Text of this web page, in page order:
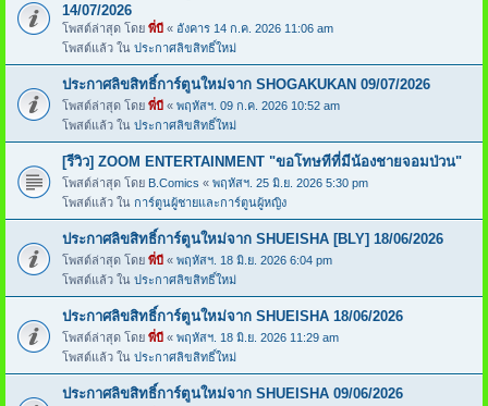
14/07/2026
โพสต์ล่าสุด โดย พี่บี « อังคาร 14 ก.ค. 2026 11:06 am
โพสต์แล้ว ใน ประกาศลิขสิทธิ์ใหม่
ประกาศลิขสิทธิ์การ์ตูนใหม่จาก SHOGAKUKAN 09/07/2026
โพสต์ล่าสุด โดย พี่บี « พฤหัสฯ. 09 ก.ค. 2026 10:52 am
โพสต์แล้ว ใน ประกาศลิขสิทธิ์ใหม่
[รีวิว] ZOOM ENTERTAINMENT "ขอโทษทีที่มีน้องชายจอมป่วน"
โพสต์ล่าสุด โดย B.Comics « พฤหัสฯ. 25 มิ.ย. 2026 5:30 pm
โพสต์แล้ว ใน การ์ตูนผู้ชายและการ์ตูนผู้หญิง
ประกาศลิขสิทธิ์การ์ตูนใหม่จาก SHUEISHA [BLY] 18/06/2026
โพสต์ล่าสุด โดย พี่บี « พฤหัสฯ. 18 มิ.ย. 2026 6:04 pm
โพสต์แล้ว ใน ประกาศลิขสิทธิ์ใหม่
ประกาศลิขสิทธิ์การ์ตูนใหม่จาก SHUEISHA 18/06/2026
โพสต์ล่าสุด โดย พี่บี « พฤหัสฯ. 18 มิ.ย. 2026 11:29 am
โพสต์แล้ว ใน ประกาศลิขสิทธิ์ใหม่
ประกาศลิขสิทธิ์การ์ตูนใหม่จาก SHUEISHA 09/06/2026